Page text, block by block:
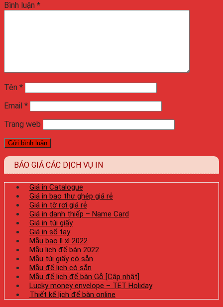
Bình luận *
Tên *
Email *
Trang web
BÁO GIÁ CÁC DỊCH VỤ IN
Giá in Catalogue
Giá in bao thư ghép giá rẻ
Giá in tờ rơi giá rẻ
Giá in danh thiếp – Name Card
Giá in túi giấy
Giá in sổ tay
Mẫu bao lì xì 2022
Mẫu lịch để bàn 2022
Mẫu túi giấy có sẵn
Mẫu đế lịch có sẵn
Mẫu đế lịch để bàn Gỗ [Cập nhật]
Lucky money envelope – TET Holiday
Thiết kế lịch để bàn online